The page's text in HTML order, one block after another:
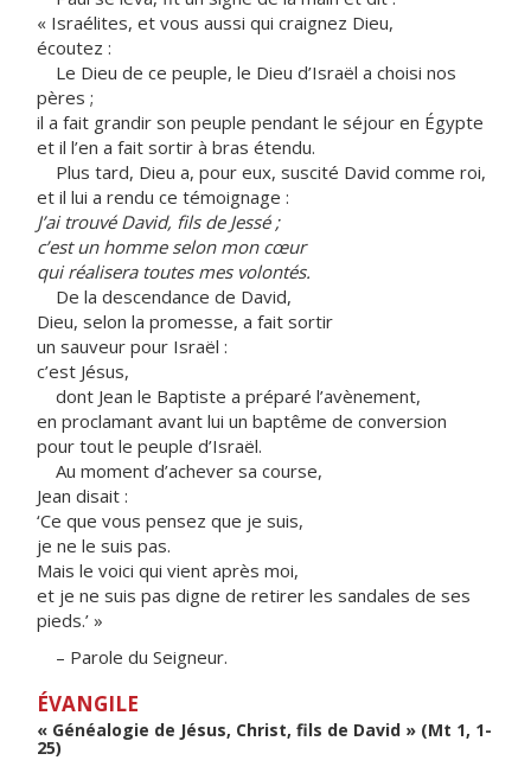
« Israélites, et vous aussi qui craignez Dieu,
écoutez :
Le Dieu de ce peuple, le Dieu d’Israël a choisi nos
pères ;
il a fait grandir son peuple pendant le séjour en Égypte
et il l’en a fait sortir à bras étendu.
Plus tard, Dieu a, pour eux, suscité David comme roi,
et il lui a rendu ce témoignage :
J’ai trouvé David, fils de Jessé ;
c’est un homme selon mon cœur
qui réalisera toutes mes volontés.
De la descendance de David,
Dieu, selon la promesse, a fait sortir
un sauveur pour Israël :
c’est Jésus,
dont Jean le Baptiste a préparé l’avènement,
en proclamant avant lui un baptême de conversion
pour tout le peuple d’Israël.
Au moment d’achever sa course,
Jean disait :
‘Ce que vous pensez que je suis,
je ne le suis pas.
Mais le voici qui vient après moi,
et je ne suis pas digne de retirer les sandales de ses
pieds.’ »
– Parole du Seigneur.
ÉVANGILE
« Généalogie de Jésus, Christ, fils de David » (Mt 1, 1-
25)